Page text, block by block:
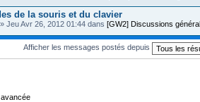
de la souris et du clavier
» Jeu Avr 26, 2012 01:44 dans [GW2] Discussions
Afficher les messages postés depuis